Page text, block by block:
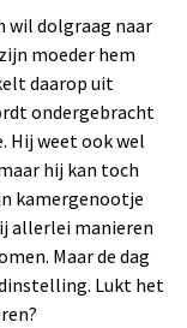
wil dolgraag naar
moeder hem
daarop uit
ondergebracht
Hij weet ook wel
hij kan toch
kamergenootje
allerlei manieren
Maar de dag
Lukt het